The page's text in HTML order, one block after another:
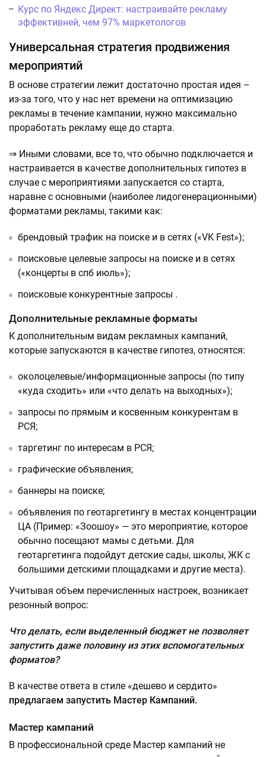
Курс по Яндекс Директ: настраивайте рекламу
эффективней, чем 97% маркетологов
Универсальная стратегия продвижения
мероприятий
В основе стратегии лежит достаточно простая идея –
из-за того, что у нас нет времени на оптимизацию
рекламы в течение кампании, нужно максимально
проработать рекламу еще до старта.
⇒ Иными словами, все то, что обычно подключается и
настраивается в качестве дополнительных гипотез в
случае с мероприятиями запускается со старта,
наравне с основными (наиболее лидогенерационными)
форматами рекламы, такими как:
брендовый трафик на поиске и в сетях («VK Fest»);
поисковые целевые запросы на поиске и в сетях
(«концерты в спб июль»);
поисковые конкурентные запросы .
Дополнительные рекламные форматы
К дополнительным видам рекламных кампаний,
которые запускаются в качестве гипотез, относятся:
околоцелевые/информационные запросы (по типу
«куда сходить» или «что делать на выходных»);
запросы по прямым и косвенным конкурентам в
РСЯ;
таргетинг по интересам в РСЯ;
графические объявления;
баннеры на поиске;
объявления по геотаргетингу в местах концентрации
ЦА (Пример: «Зоошоу» — это мероприятие, которое
обычно посещают мамы с детьми. Для
геотаргетинга подойдут детские сады, школы, ЖК с
большими детскими площадками и другие места).
Учитывая объем перечисленных настроек, возникает
резонный вопрос:
Что делать, если выделенный бюджет не позволяет
запустить даже половину из этих вспомогательных
форматов?
В качестве ответа в стиле «дешево и сердито»
предлагаем запустить Мастер Кампаний.
Мастер кампаний
В профессиональной среде Мастер кампаний не